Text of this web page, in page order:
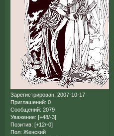
Зарегистрирован: 2007-10-17
Приглашений: 0
Сообщений: 2079
Уважение: [+48/-3]
Позитив: [+12/-0]
Пол: Женский